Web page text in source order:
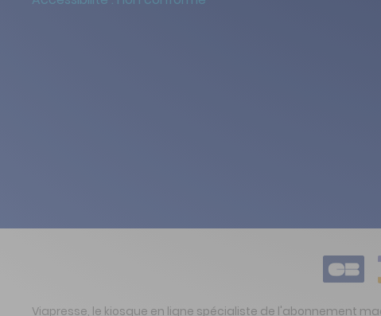
Viapresse, le kiosque en ligne spécialiste de l'abonnement